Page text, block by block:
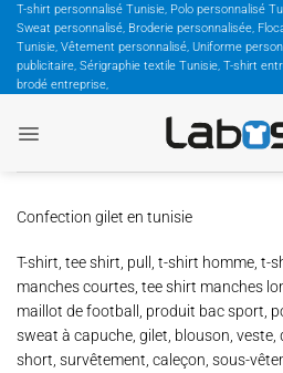
Passer
contenu
T-shirt personnalisé Tunisie, Polo personnalisé
Sweat personnalisé, Broderie personnalisée,
Tunisie, Vêtement personnalisé, Uniforme
publicitaire, Sérigraphie textile Tunisie, T-shirt
brodé entreprise,
Confection gilet en tunisie
T-shirt, tee shirt, pull, t-shirt homme, t-
manches courtes, tee shirt manches
maillot de football, produit bac sport,
sweat à capuche, gilet, blouson, veste,
short, survêtement, caleçon, sous-